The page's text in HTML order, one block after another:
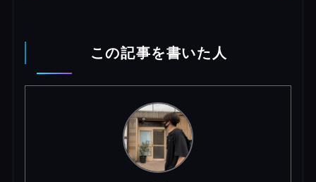
この記事を書いた人